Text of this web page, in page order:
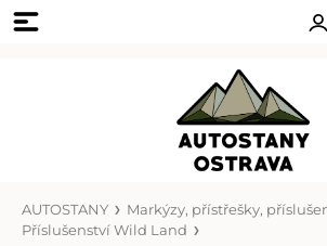
AUTOSTANY
Markýzy, přístřešky,
Příslušenství Wild Land